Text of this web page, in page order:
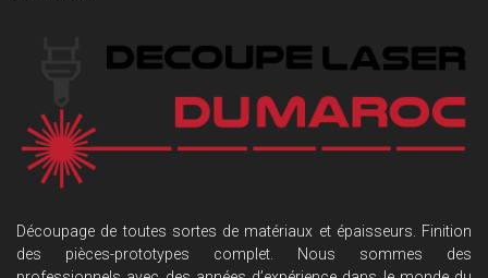
Découpage de toutes sortes de matériaux et épaisseurs. Finition
des pièces-prototypes complet. Nous sommes des